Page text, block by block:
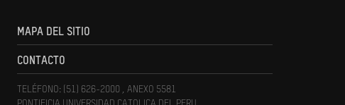
MAPA DEL SITIO
CONTACTO
TELÉFONO: (51) 626-2000 , ANEXO 5581